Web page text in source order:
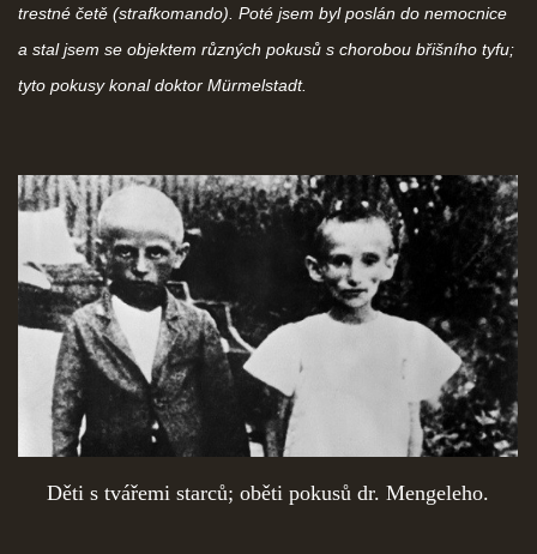
trestné četě (strafkomando). Poté jsem byl poslán do nemocnice
a stal jsem se objektem různých pokusů s chorobou břišního tyfu;
tyto pokusy konal doktor Mürmelstadt.
Děti s tvářemi starců; oběti pokusů dr. Mengeleho.